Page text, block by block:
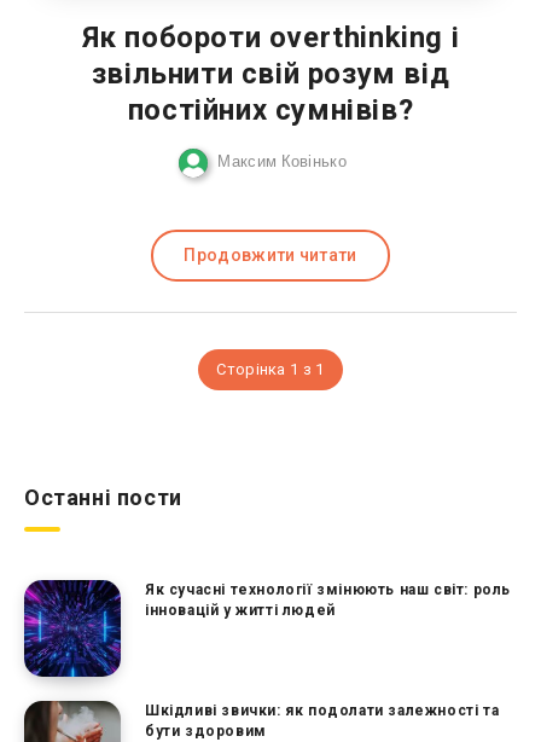
Як побороти overthinking і
звільнити свій розум від
постійних сумнівів?
Максим Ковінько
Продовжити читати
Сторінка 1 з 1
Останні пости
Як сучасні технології змінюють наш світ: роль
інновацій у житті людей
Шкідливі звички: як подолати залежності та
бути здоровим